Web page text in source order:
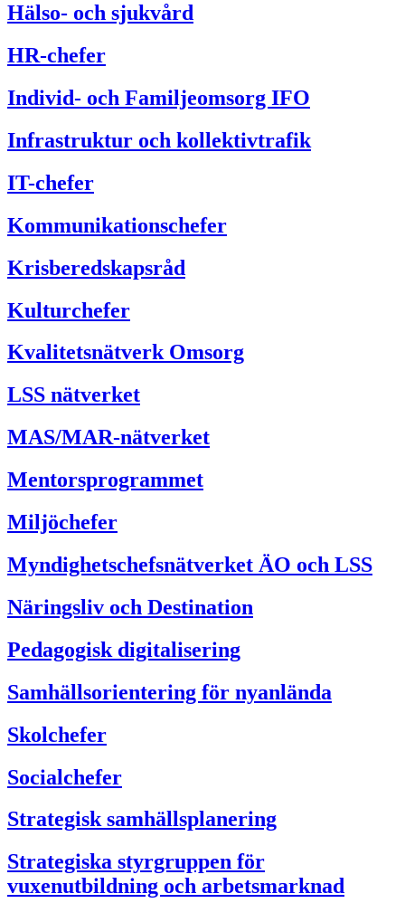
Hälso- och sjukvård
HR-chefer
Individ- och Familjeomsorg IFO
Infrastruktur och kollektivtrafik
IT-chefer
Kommunikationschefer
Krisberedskapsråd
Kulturchefer
Kvalitetsnätverk Omsorg
LSS nätverket
MAS/MAR-nätverket
Mentorsprogrammet
Miljöchefer
Myndighetschefsnätverket ÄO och LSS
Näringsliv och Destination
Pedagogisk digitalisering
Samhällsorientering för nyanlända
Skolchefer
Socialchefer
Strategisk samhällsplanering
Strategiska styrgruppen för
vuxenutbildning och arbetsmarknad